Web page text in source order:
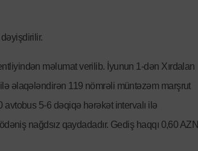
məlumat verilib. İyunun 1-dən Xırdalan
əlaqələndirən 119 nömrəli müntəzəm marşrut
5-6 dəqiqə hərəkət intervalı ilə
nağdsız qaydadadır. Gediş haqqı 0,60 AZN